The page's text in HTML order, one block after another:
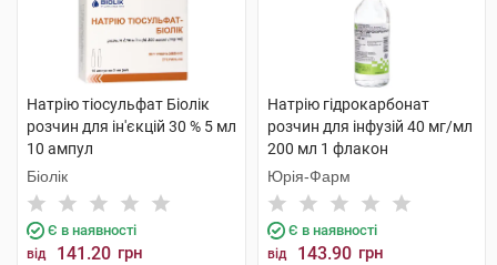
Натрію тіосульфат Біолік
розчин для ін'єкцій 30 % 5 мл
10 ампул
Біолік
Є в наявності
від 141.20 грн
Натрію гідрокарбонат
розчин для інфузій 40 мг/мл
200 мл 1 флакон
Юрія-Фарм
Є в наявності
від 143.90 грн